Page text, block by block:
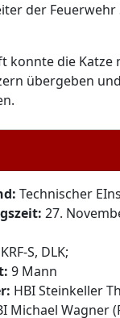
der Feuerwehr
konnte die Katze
übergeben
Technischer
27.
KRF-S, DLK;
9 Mann
HBI Steinkeller
Michael Wagner